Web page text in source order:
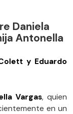
Daniela
Antonella
y Eduardo
Vargas, quien
en un